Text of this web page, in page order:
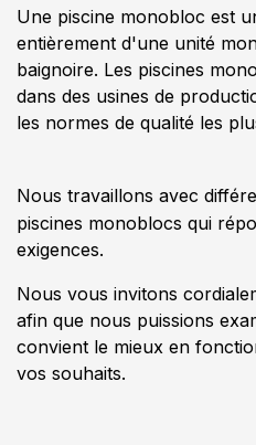
Une piscine monobloc est
entièrement d'une unité
baignoire. Les piscines
dans des usines de
les normes de qualité les
Nous travaillons avec
piscines monoblocs qui
exigences.
Nous vous invitons
afin que nous puissions
convient le mieux en
vos souhaits.